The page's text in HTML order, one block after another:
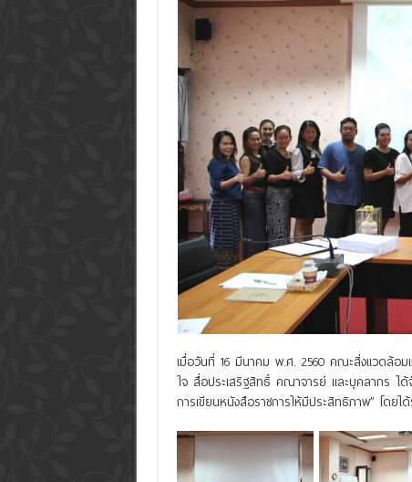
เมื่อวันที่ 16 มีนาคม พ.ศ. 2560 คณะสิ่งแวดล้อ
ใจ สื่อประเสริฐสิทธิ์ คณาจารย์ และบุคลากร ได้
การเขียนหนังสือราชการให้มีประสิทธิภาพ” โด